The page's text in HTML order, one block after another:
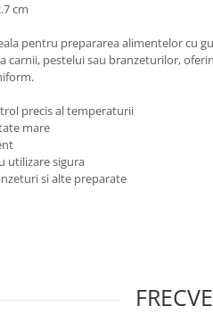
cm
pentru prepararea alimentelor cu
carnii, pestelui sau branzeturilor,
precis al temperaturii
mare
utilizare sigura
si alte preparate